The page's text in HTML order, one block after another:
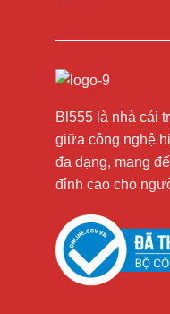
Bl555 là nhà cái
giữa công nghệ
đa dạng, mang
đỉnh cao cho